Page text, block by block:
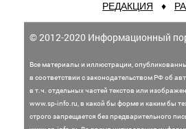
РЕДАКЦИЯ ♦
© 2012-2020 Информационный
Все материалы и иллюстрации,
в соответствии с законодательством РФ об
в т.ч. отдельных частей текстов или
www.sp-info.ru, в какой бы форме и каким бы
строго запрещается без предварительного